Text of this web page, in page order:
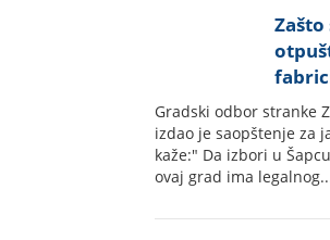
Zašto
Gradski odbor stranke
izdao je saopštenje za
kaže:" Da izbori u
ovaj grad ima